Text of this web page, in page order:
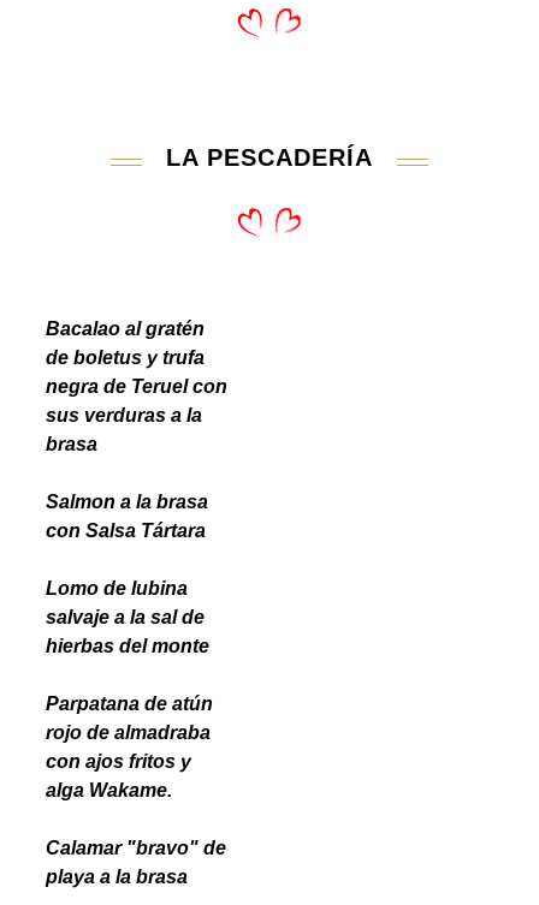
LA PESCADERÍA
Bacalao al gratén
de boletus y trufa
negra de Teruel con
sus verduras a la
brasa
Salmon a la brasa
con Salsa Tártara
Lomo de lubina
salvaje a la sal de
hierbas del monte
Parpatana de atún
rojo de almadraba
con ajos fritos y
alga Wakame.
Calamar "bravo" de
playa a la brasa